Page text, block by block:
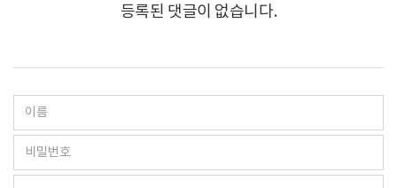
등록된 댓글이 없습니다.